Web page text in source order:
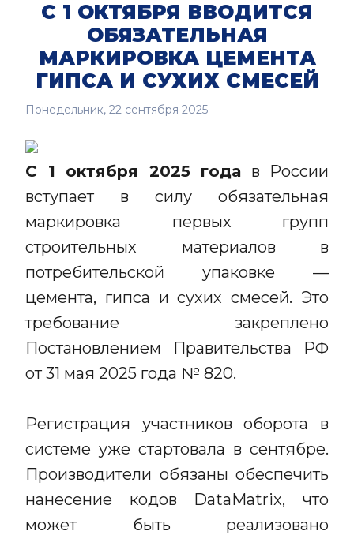
С 1 ОКТЯБРЯ ВВОДИТСЯ
ОБЯЗАТЕЛЬНАЯ
МАРКИРОВКА ЦЕМЕНТА
ГИПСА И СУХИХ СМЕСЕЙ
Понедельник, 22 сентября 2025
С 1 октября 2025 года в России
вступает в силу обязательная
маркировка первых групп
строительных материалов в
потребительской упаковке —
цемента, гипса и сухих смесей. Это
требование закреплено
Постановлением Правительства РФ
от 31 мая 2025 года № 820.
Регистрация участников оборота в
системе уже стартовала в сентябре.
Производители обязаны обеспечить
нанесение кодов DataMatrix, что
может быть реализовано